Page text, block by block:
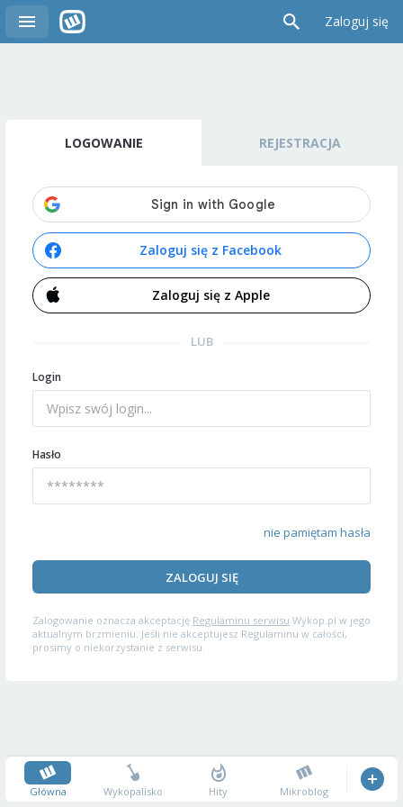
Zaloguj się
LOGOWANIE REJESTRACJA
Zaloguj się z Facebook
Zaloguj się z Apple
LUB
Login
Hasło
nie pamiętam hasła
ZALOGUJ SIĘ
Zalogowanie oznacza akceptację Regulaminu serwisu Wykop.pl w jego
aktualnym brzmieniu. Jeśli nie akceptujesz Regulaminu w całości,
prosimy o niekorzystanie z serwisu.
Główna Wykopalisko Hity Mikroblog